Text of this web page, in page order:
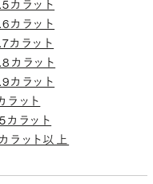
カラット
カラット
カラット
カラット
カラット
ラット
カラット
ラット以上